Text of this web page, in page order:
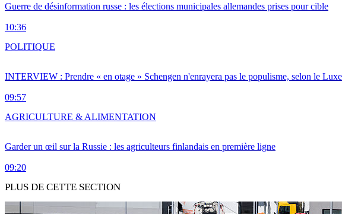
Guerre de désinformation russe : les élections municipales allemandes prises pour cible
10:36
INTERVIEW : Prendre « en otage » Schengen n'enrayera pas le populisme, selon le
09:57
POLITIQUE
Garder un œil sur la Russie : les agriculteurs finlandais en première ligne
09:20
AGRICULTURE & ALIMENTATION
PLUS DE CETTE SECTION